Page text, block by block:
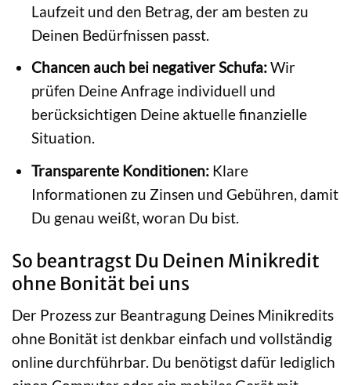
Laufzeit und den Betrag, der am besten zu
Deinen Bedürfnissen passt.
Chancen auch bei negativer Schufa:Wir
prüfen Deine Anfrage individuell und
berücksichtigen Deine aktuelle finanzielle
Situation.
Transparente Konditionen:Klare
Informationen zu Zinsen und Gebühren, damit
Du genau weißt, woran Du bist.
So beantragst Du Deinen Minikredit
ohne Bonität bei uns
Der Prozess zur Beantragung Deines Minikredits
ohne Bonität ist denkbar einfach und vollständig
online durchführbar. Du benötigst dafür lediglich